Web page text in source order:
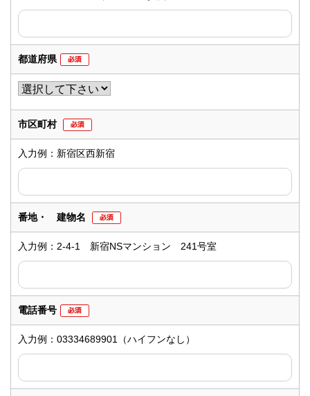
都道府県
市区町村
入力例：新宿区西新宿
番地・ 建物名
入力例：2-4-1 新宿NSマンション 241号室
電話番号
入力例：03334689901（ハイフンなし）